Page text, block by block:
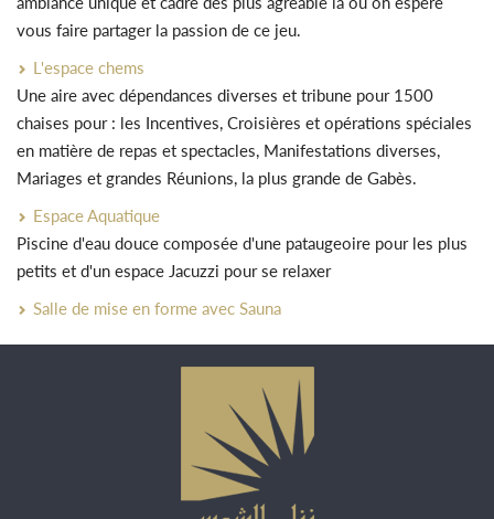
vous faire partager la passion de ce jeu.
L'espace chems
Une aire avec dépendances diverses et tribune pour 1500
chaises pour : les Incentives, Croisières et opérations spéciales
en matière de repas et spectacles, Manifestations diverses,
Mariages et grandes Réunions, la plus grande de Gabès.
Espace Aquatique
Piscine d'eau douce composée d'une pataugeoire pour les plus
petits et d'un espace Jacuzzi pour se relaxer
Salle de mise en forme avec Sauna